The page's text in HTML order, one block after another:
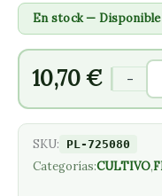
En stock — Disponible
10,70€ -
SKU: PL-725080
Categorías:CULTIVO,